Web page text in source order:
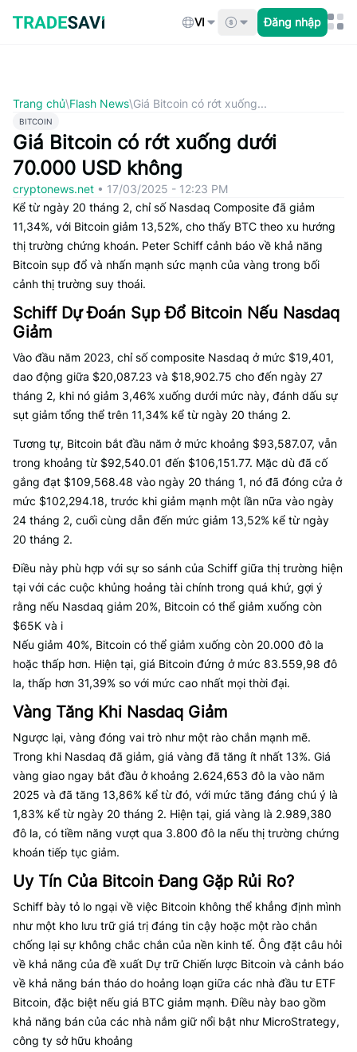
qua
nội
VI Đăng nhập
Trang chủ\Flash News\Giá Bitcoin có rớt xuống...
BITCOIN
Giá Bitcoin có rớt xuống dưới
70.000 USD không
cryptonews.net • 17/03/2025 - 12:23 PM
Kể từ ngày 20 tháng 2, chỉ số Nasdaq Composite đã giảm
11,34%, với Bitcoin giảm 13,52%, cho thấy BTC theo xu hướng
thị trường chứng khoán. Peter Schiff cảnh báo về khả năng
Bitcoin sụp đổ và nhấn mạnh sức mạnh của vàng trong bối
cảnh thị trường suy thoái.
Schiff Dự Đoán Sụp Đổ Bitcoin Nếu Nasdaq
Giảm
Vào đầu năm 2023, chỉ số composite Nasdaq ở mức $19,401,
dao động giữa $20,087.23 và $18,902.75 cho đến ngày 27
tháng 2, khi nó giảm 3,46% xuống dưới mức này, đánh dấu sự
sụt giảm tổng thể trên 11,34% kể từ ngày 20 tháng 2.
Tương tự, Bitcoin bắt đầu năm ở mức khoảng $93,587.07, vẫn
trong khoảng từ $92,540.01 đến $106,151.77. Mặc dù đã cố
gắng đạt $109,568.48 vào ngày 20 tháng 1, nó đã đóng cửa ở
mức $102,294.18, trước khi giảm mạnh một lần nữa vào ngày
24 tháng 2, cuối cùng dẫn đến mức giảm 13,52% kể từ ngày
20 tháng 2.
Điều này phù hợp với sự so sánh của Schiff giữa thị trường hiện
tại với các cuộc khủng hoảng tài chính trong quá khứ, gợi ý
rằng nếu Nasdaq giảm 20%, Bitcoin có thể giảm xuống còn
$65K và i
Nếu giảm 40%, Bitcoin có thể giảm xuống còn 20.000 đô la
hoặc thấp hơn. Hiện tại, giá Bitcoin đứng ở mức 83.559,98 đô
la, thấp hơn 31,39% so với mức cao nhất mọi thời đại.
Vàng Tăng Khi Nasdaq Giảm
Ngược lại, vàng đóng vai trò như một rào chắn mạnh mẽ.
Trong khi Nasdaq đã giảm, giá vàng đã tăng ít nhất 13%. Giá
vàng giao ngay bắt đầu ở khoảng 2.624,653 đô la vào năm
2025 và đã tăng 13,86% kể từ đó, với mức tăng đáng chú ý là
1,83% kể từ ngày 20 tháng 2. Hiện tại, giá vàng là 2.989,380
đô la, có tiềm năng vượt qua 3.800 đô la nếu thị trường chứng
khoán tiếp tục giảm.
Uy Tín Của Bitcoin Đang Gặp Rủi Ro?
Schiff bày tỏ lo ngại về việc Bitcoin không thể khẳng định mình
như một kho lưu trữ giá trị đáng tin cậy hoặc một rào chắn
chống lại sự không chắc chắn của nền kinh tế. Ông đặt câu hỏi
về khả năng của đề xuất Dự trữ Chiến lược Bitcoin và cảnh báo
về khả năng bán tháo do hoảng loạn giữa các nhà đầu tư ETF
Bitcoin, đặc biệt nếu giá BTC giảm mạnh. Điều này bao gồm
khả năng bán của các nhà nắm giữ nổi bật như MicroStrategy,
công ty sở hữu khoảng